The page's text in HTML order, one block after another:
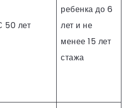
50 лет
ребенка до 6
лет и не
менее 15 лет
стажа